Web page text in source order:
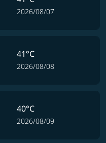
2026/08/07
41°C
2026/08/08
40°C
2026/08/09